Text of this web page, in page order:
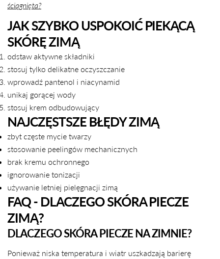
ściągnięta?
JAK SZYBKO USPOKOIĆ PIEKĄCĄ
SKÓRĘ ZIMĄ
odstaw aktywne składniki
stosuj tylko delikatne oczyszczanie
wprowadź pantenol i niacynamid
unikaj gorącej wody
stosuj krem odbudowujący
NAJCZĘSTSZE BŁĘDY ZIMĄ
zbyt częste mycie twarzy
stosowanie peelingów mechanicznych
brak kremu ochronnego
ignorowanie tonizacji
używanie letniej pielęgnacji zimą
FAQ - DLACZEGO SKÓRA PIECZE
ZIMĄ?
DLACZEGO SKÓRA PIECZE NA ZIMNIE?
Ponieważ niska temperatura i wiatr uszkadzają barierę